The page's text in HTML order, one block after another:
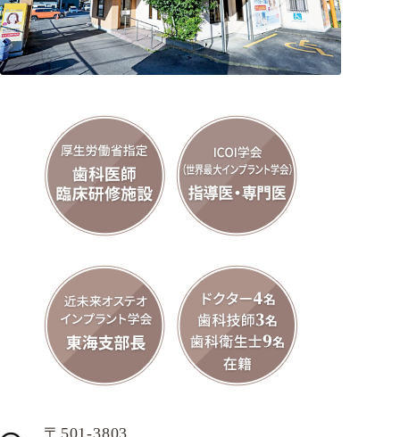
〒501-3803